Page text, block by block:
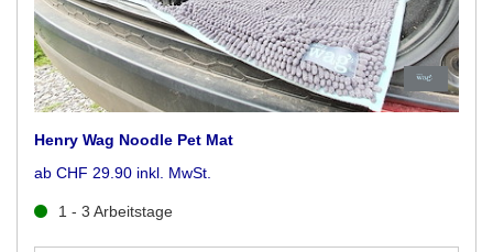
Henry Wag Noodle Pet Mat
ab CHF 29.90 inkl. MwSt.
1 - 3 Arbeitstage